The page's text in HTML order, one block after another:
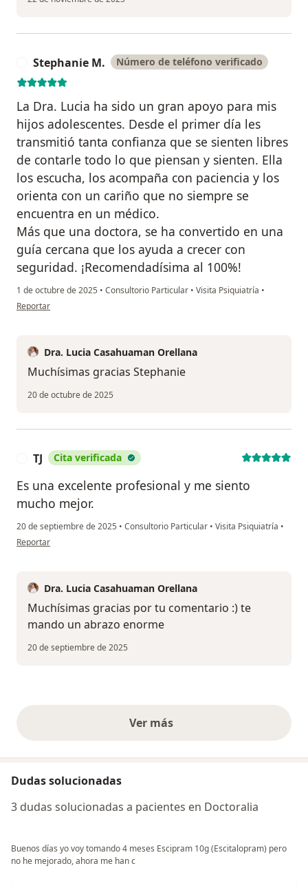
Stephanie M. Número de teléfono verificado
La Dra. Lucia ha sido un gran apoyo para mis
hijos adolescentes. Desde el primer día les
transmitió tanta confianza que se sienten libres
de contarle todo lo que piensan y sienten. Ella
los escucha, los acompaña con paciencia y los
orienta con un cariño que no siempre se
encuentra en un médico.
Más que una doctora, se ha convertido en una
guía cercana que los ayuda a crecer con
seguridad. ¡Recomendadísima al 100%!
1 de octubre de 2025 • Consultorio Particular • Visita Psiquiatría •
en opinión del usuario Stephanie M.
Reportar
Dra. Lucia Casahuaman Orellana
Muchísimas gracias Stephanie
20 de octubre de 2025
TJ Cita verificada
Es una excelente profesional y me siento
mucho mejor.
20 de septiembre de 2025 • Consultorio Particular • Visita Psiquiatría •
en opinión del usuario TJ
Reportar
Dra. Lucia Casahuaman Orellana
Muchísimas gracias por tu comentario :) te
mando un abrazo enorme
20 de septiembre de 2025
Ver másopiniones anteriores
Dudas solucionadas
3 dudas solucionadas a pacientes en Doctoralia
Buenos días yo voy tomando 4 meses Escipram 10g (Escitalopram) pero
no he mejorado, ahora me han c